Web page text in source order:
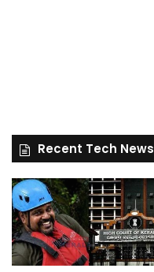
Recent Tech News